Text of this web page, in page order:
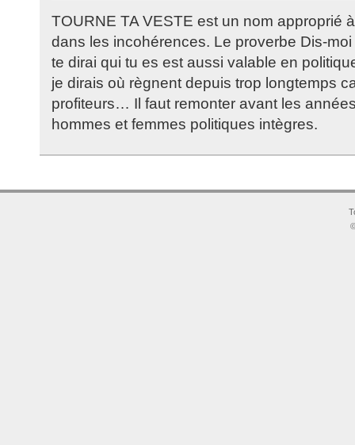
TOURNE TA VESTE est un nom approprié
dans les incohérences. Le proverbe Dis-
te dirai qui tu es est aussi valable en
je dirais où règnent depuis trop longtemps
profiteurs… Il faut remonter avant les
hommes et femmes politiques intègres.